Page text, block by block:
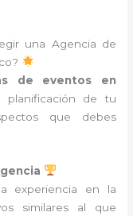
una Agencia de
de eventos en
de tu
que debes
experiencia en la
similares al que